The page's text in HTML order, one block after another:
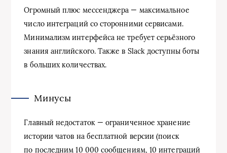
Огромный плюс мессенджера — максимальное
число интеграций со сторонними сервисами.
Минимализм интерфейса не требует серьёзного
знания английского. Также в Slack доступны боты
в больших количествах.
Минусы
Главный недостаток — ограниченное хранение
истории чатов на бесплатной версии (поиск
по последним 10 000 сообщениям, 10 интеграций